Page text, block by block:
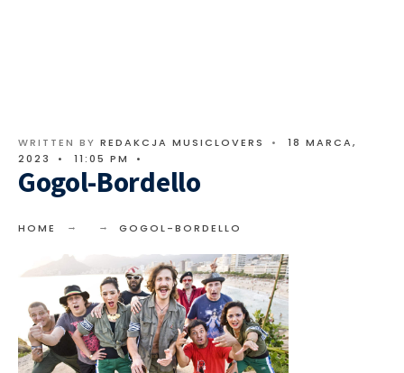
WRITTEN BY REDAKCJA MUSICLOVERS •
18 MARCA,
2023
• 11:05 PM •
Gogol-Bordello
HOME GOGOL-BORDELLO